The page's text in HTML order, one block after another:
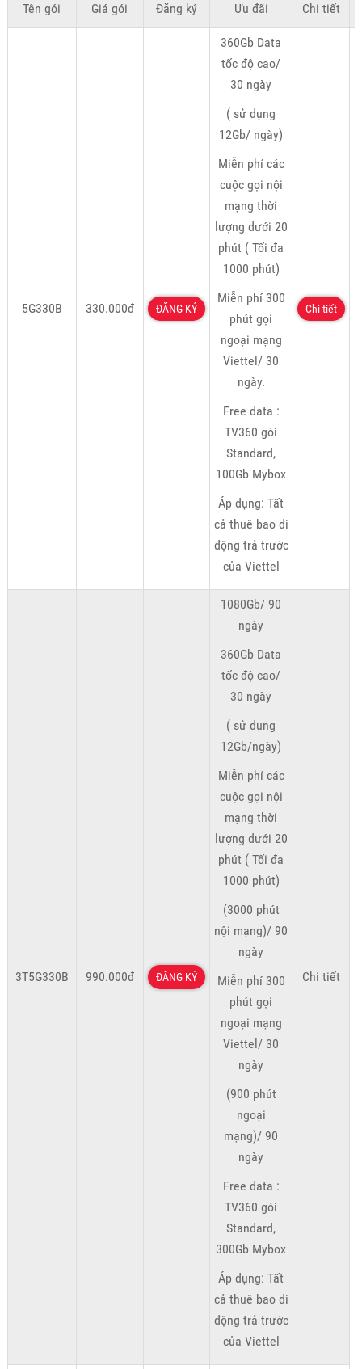
Tên gói Giá gói Đăng ký Ưu đãi Chi tiết
5G330B 330.000đ ĐĂNG KÝ
360Gb Data
tốc độ cao/
30 ngày
( sử dụng
12Gb/ ngày)
Miễn phí các
cuộc gọi nội
mạng thời
lượng dưới 20
phút ( Tối đa
1000 phút)
Miễn phí 300
phút gọi
ngoại mạng
Viettel/ 30
ngày.
Free data :
TV360 gói
Standard,
100Gb Mybox
Áp dụng: Tất
cả thuê bao di
động trả trước
của Viettel
Chi tiết
3T5G330B 990.000đ ĐĂNG KÝ
1080Gb/ 90
ngày
360Gb Data
tốc độ cao/
30 ngày
( sử dụng
12Gb/ngày)
Miễn phí các
cuộc gọi nội
mạng thời
lượng dưới 20
phút ( Tối đa
1000 phút)
(3000 phút
nội mạng)/ 90
ngày
Miễn phí 300
phút gọi
ngoại mạng
Viettel/ 30
ngày
(900 phút
ngoại
mạng)/ 90
ngày
Free data :
TV360 gói
Standard,
300Gb Mybox
Áp dụng: Tất
cả thuê bao di
động trả trước
của Viettel
Chi tiết